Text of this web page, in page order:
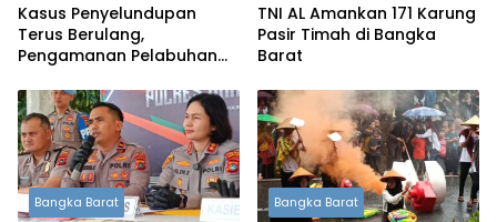
Kasus Penyelundupan
Terus Berulang,
Pengamanan Pelabuhan
Diperketat
TNI AL Amankan 171 Karung
Pasir Timah di Bangka
Barat
Bangka Barat Bangka Barat